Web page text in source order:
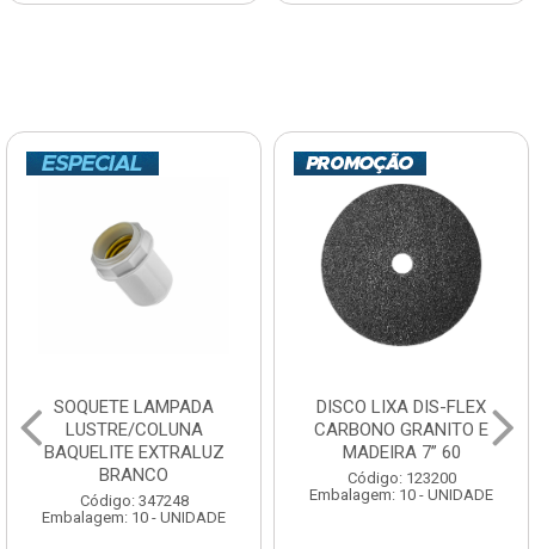
SOQUETE LAMPADA
LUSTRE/COLUNA
BAQUELITE EXTRALUZ
BRANCO
Código: 347248
Embalagem: 10 - UNIDADE
DISCO LIXA DIS-FLEX
CARBONO GRANITO E
MADEIRA 7” 60
Código: 123200
Embalagem: 10 - UNIDADE